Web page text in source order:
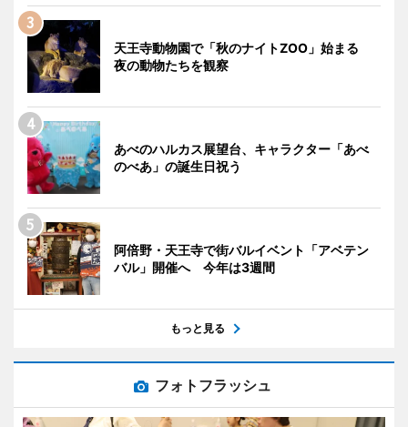
天王寺動物園で「秋のナイトZOO」始まる
夜の動物たちを観察
あべのハルカス展望台、キャラクター「あべ
のべあ」の誕生日祝う
阿倍野・天王寺で街バルイベント「アベテン
バル」開催へ 今年は3週間
もっと見る
フォトフラッシュ